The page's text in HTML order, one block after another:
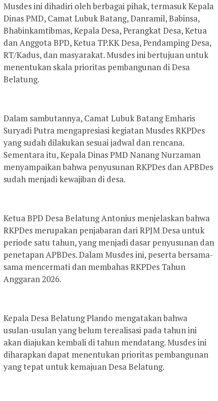
Musdes ini dihadiri oleh berbagai pihak, termasuk Kepala
Dinas PMD, Camat Lubuk Batang, Danramil, Babinsa,
Bhabinkamtibmas, Kepala Desa, Perangkat Desa, Ketua
dan Anggota BPD, Ketua TP.KK Desa, Pendamping Desa,
RT/Kadus, dan masyarakat. Musdes ini bertujuan untuk
menentukan skala prioritas pembangunan di Desa
Belatung.
Dalam sambutannya, Camat Lubuk Batang Emharis
Suryadi Putra mengapresiasi kegiatan Musdes RKPDes
yang sudah dilakukan sesuai jadwal dan rencana.
Sementara itu, Kepala Dinas PMD Nanang Nurzaman
menyampaikan bahwa penyusunan RKPDes dan APBDes
sudah menjadi kewajiban di desa.
Ketua BPD Desa Belatung Antonius menjelaskan bahwa
RKPDes merupakan penjabaran dari RPJM Desa untuk
periode satu tahun, yang menjadi dasar penyusunan dan
penetapan APBDes. Dalam Musdes ini, peserta bersama-
sama mencermati dan membahas RKPDes Tahun
Anggaran 2026.
Kepala Desa Belatung Plando mengatakan bahwa
usulan-usulan yang belum terealisasi pada tahun ini
akan diajukan kembali di tahun mendatang. Musdes ini
diharapkan dapat menentukan prioritas pembangunan
yang tepat untuk kemajuan Desa Belatung.